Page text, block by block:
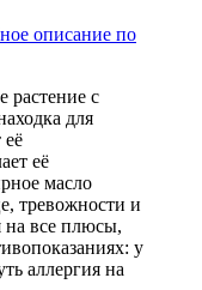
описание по
растение с
для
её
масло
тревожности и
на все плюсы,
у
аллергия на